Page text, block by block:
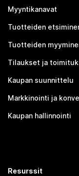
Myyntikanavat
Tuotteiden
Tuotteiden
Tilaukset ja
Kaupan suunnittelu
Markkinointi ja
Kaupan hallinnointi
Resurssit